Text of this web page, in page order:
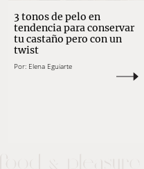
3 tonos de pelo en
tendencia para conservar
tu castaño pero con un
twist
Por: Elena Eguiarte